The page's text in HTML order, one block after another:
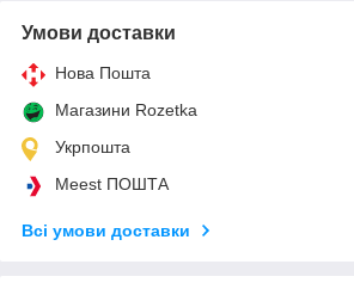
Умови доставки
Нова Пошта
Магазини Rozetka
Укрпошта
Meest ПОШТА
Всі умови доставки